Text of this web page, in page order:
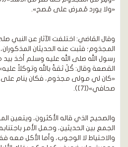
«ولا يورد مُمرض على مُصح».
وقال القاضي: اختلفت الآثار عن
المجذوم؛ فثبت عنه الحديثان
رسول الله صلى الله عليه وسلم أخذ
«كان لي مولى مجذوم، فكان ينام
صحافي»([7]).
والصحيح الذي قاله الأكثرون، ويتعين
الجمع بين الحديثين، وحمل الأمر